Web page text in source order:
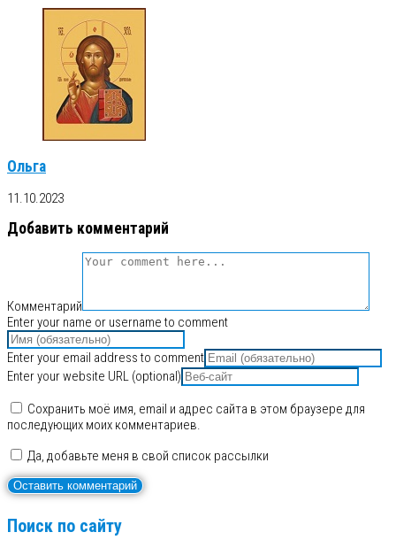
Ольга
11.10.2023
Добавить комментарий
Комментарий
Enter your name or username to comment
Enter your email address to comment
Enter your website URL (optional)
Сохранить моё имя, email и адрес сайта в этом браузере для
последующих моих комментариев.
Да, добавьте меня в свой список рассылки
Поиск по сайту